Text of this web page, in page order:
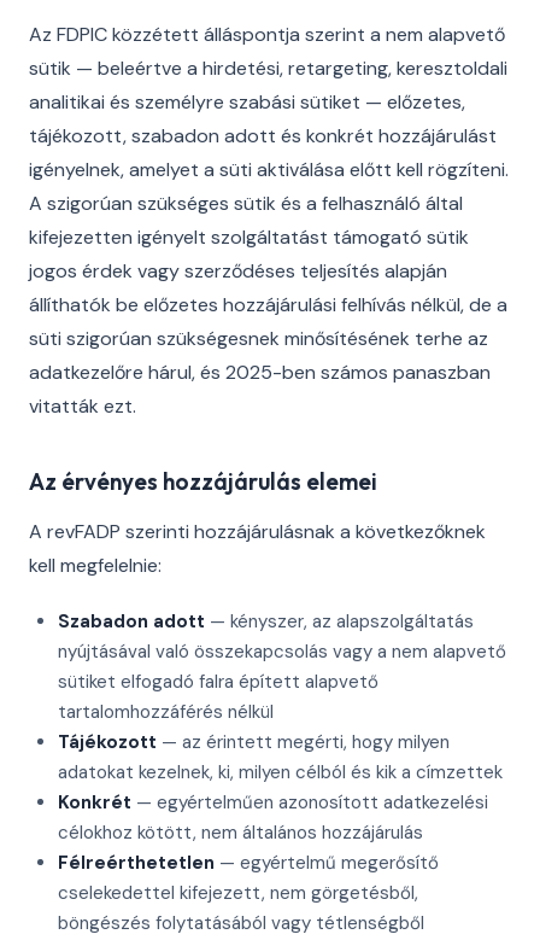
Az FDPIC közzétett álláspontja szerint a nem alapvető
sütik — beleértve a hirdetési, retargeting, keresztoldali
analitikai és személyre szabási sütiket — előzetes,
tájékozott, szabadon adott és konkrét hozzájárulást
igényelnek, amelyet a süti aktiválása előtt kell rögzíteni.
A szigorúan szükséges sütik és a felhasználó által
kifejezetten igényelt szolgáltatást támogató sütik
jogos érdek vagy szerződéses teljesítés alapján
állíthatók be előzetes hozzájárulási felhívás nélkül, de a
süti szigorúan szükségesnek minősítésének terhe az
adatkezelőre hárul, és 2025-ben számos panaszban
vitatták ezt.
Az érvényes hozzájárulás elemei
A revFADP szerinti hozzájárulásnak a következőknek
kell megfelelnie:
Szabadon adott — kényszer, az alapszolgáltatás
nyújtásával való összekapcsolás vagy a nem alapvető
sütiket elfogadó falra épített alapvető
tartalomhozzáférés nélkül
Tájékozott — az érintett megérti, hogy milyen
adatokat kezelnek, ki, milyen célból és kik a címzettek
Konkrét — egyértelműen azonosított adatkezelési
célokhoz kötött, nem általános hozzájárulás
Félreérthetetlen — egyértelmű megerősítő
cselekedettel kifejezett, nem görgetésből,
böngészés folytatásából vagy tétlenségből